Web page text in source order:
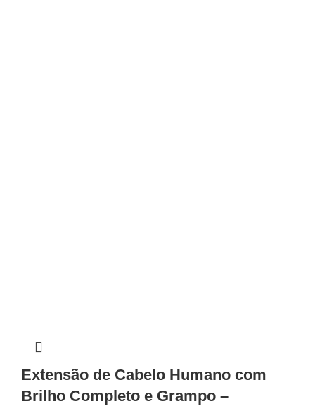
Extensão de Cabelo Humano com
Brilho Completo e Grampo –